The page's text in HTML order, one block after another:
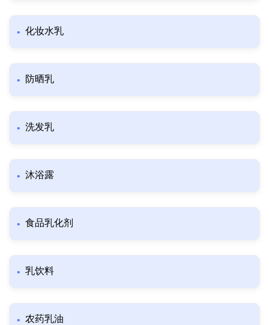
化妆水乳
防晒乳
洗发乳
沐浴露
食品乳化剂
乳饮料
农药乳油